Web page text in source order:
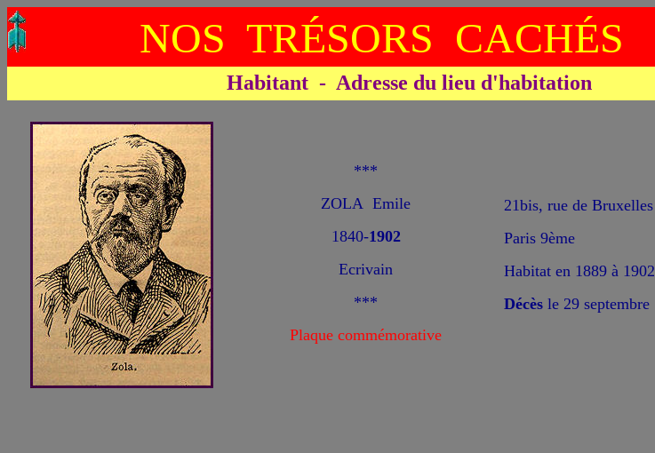
NOS TRÉSORS CACHÉS
Habitant - Adresse du lieu d'habitation
***
ZOLA Emile
1840-1902
Ecrivain
***
Plaque commémorative
21bis, rue de Bruxelles
Paris 9ème
Habitat en 1889 à 1902
Décès le 29 septembre